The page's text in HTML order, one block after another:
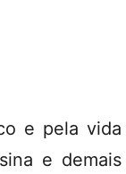
e pela vida
e demais